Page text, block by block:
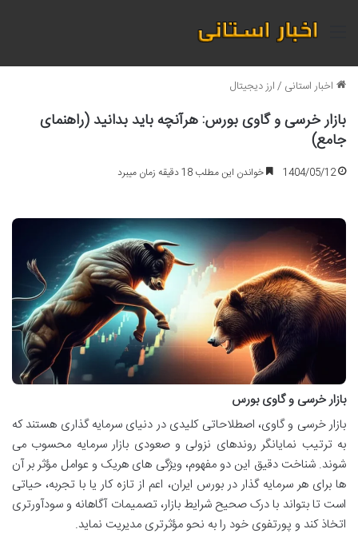
منو
اخبار استانی /ارز دیجیتال
بازار خرسی و گاوی بورس: هرآنچه باید بدانید (راهنمای
جامع)
1404/05/12 خواندن این مطلب 18 دقیقه زمان میبرد
بازار خرسی و گاوی بورس
بازار خرسی و گاوی، اصطلاحاتی کلیدی در دنیای سرمایه گذاری هستند که
به ترتیب نمایانگر روندهای نزولی و صعودی بازار سرمایه محسوب می
شوند. شناخت دقیق این دو مفهوم، ویژگی های هریک و عوامل مؤثر بر آن
ها برای هر سرمایه گذار در بورس ایران، اعم از تازه کار یا با تجربه، حیاتی
است تا بتواند با درک صحیح شرایط بازار، تصمیمات آگاهانه و سودآورتری
اتخاذ کند و پورتفوی خود را به نحو مؤثرتری مدیریت نماید.